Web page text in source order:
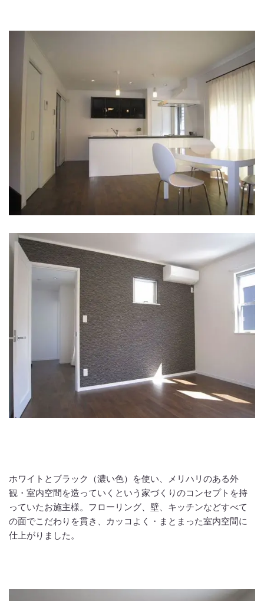
ホワイトとブラック（濃い色）を使い、メリハリのある外
観・室内空間を造っていくという家づくりのコンセプトを持
っていたお施主様。フローリング、壁、キッチンなどすべて
の面でこだわりを貫き、カッコよく・まとまった室内空間に
仕上がりました。